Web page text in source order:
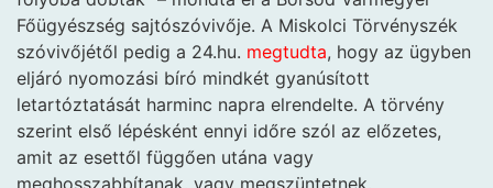
Főügyészség sajtószóvivője. A Miskolci Törvényszék
szóvivőjétől pedig a 24.hu. megtudta, hogy az ügyben
eljáró nyomozási bíró mindkét gyanúsított
letartóztatását harminc napra elrendelte. A törvény
szerint első lépésként ennyi időre szól az előzetes,
amit az esettől függően utána vagy
meghosszabbítanak, vagy megszüntetnek.